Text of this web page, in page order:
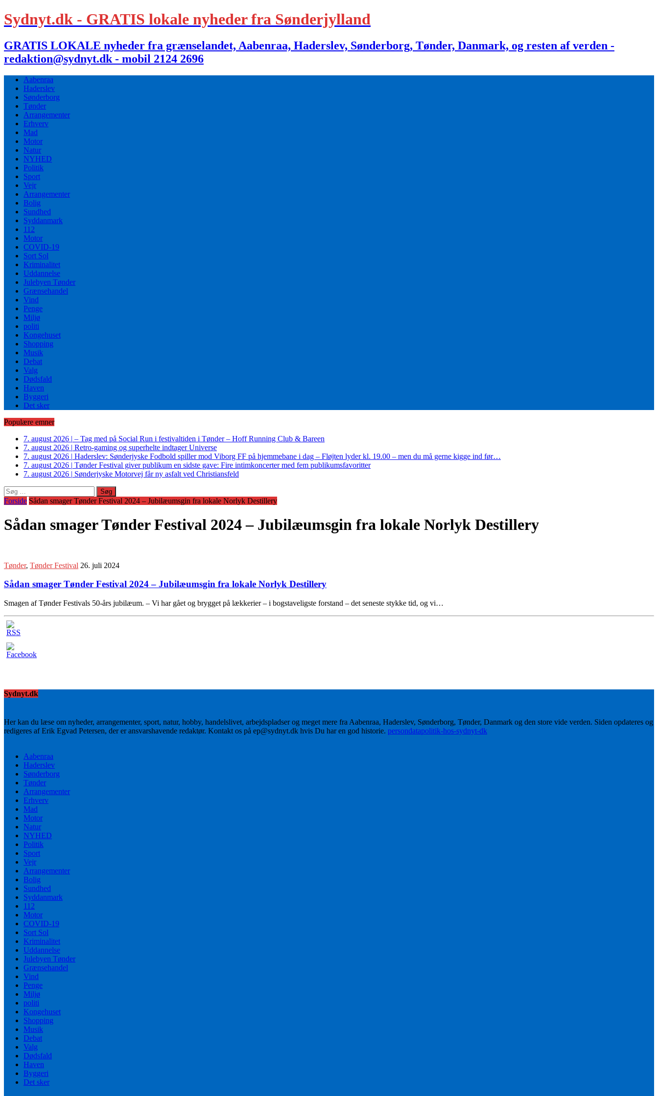
Sydnyt.dk - GRATIS lokale nyheder fra Sønderjylland
GRATIS LOKALE nyheder fra grænselandet, Aabenraa, Haderslev, Sønderborg, Tønder, Danmark, og resten af verden -
redaktion@sydnyt.dk - mobil 2124 2696
Aabenraa
Haderslev
Sønderborg
Tønder
Arrangementer
Erhverv
Mad
Motor
Natur
NYHED
Politik
Sport
Vejr
Arrangementer
Bolig
Sundhed
Syddanmark
112
Motor
COVID-19
Sort Sol
Kriminalitet
Uddannelse
Julebyen Tønder
Grænsehandel
Vind
Penge
Miljø
politi
Kongehuset
Shopping
Musik
Debat
Valg
Dødsfald
Haven
Byggeri
Det sker
Populære emner
7. august 2026 | – Tag med på Social Run i festivaltiden i Tønder – Hoff Running Club & Bareen
7. august 2026 | Retro-gaming og superhelte indtager Universe
7. august 2026 | Haderslev: Sønderjyske Fodbold spiller mod Viborg FF på hjemmebane i dag – Fløjten lyder kl. 19.00 – men du må gerne kigge ind før…
7. august 2026 | Tønder Festival giver publikum en sidste gave: Fire intimkoncerter med fem publikumsfavoritter
7. august 2026 | Sønderjyske Motorvej får ny asfalt ved Christiansfeld
Søg
efter:
Forside Sådan smager Tønder Festival 2024 – Jubilæumsgin fra lokale Norlyk Destillery
Sådan smager Tønder Festival 2024 – Jubilæumsgin fra lokale Norlyk Destillery
Tønder, Tønder Festival 26. juli 2024
Sådan smager Tønder Festival 2024 – Jubilæumsgin fra lokale Norlyk Destillery
Smagen af Tønder Festivals 50-års jubilæum. – Vi har gået og brygget på lækkerier – i bogstaveligste forstand – det seneste stykke tid, og vi…
Sydnyt.dk
Her kan du læse om nyheder, arrangementer, sport, natur, hobby, handelslivet, arbejdspladser og meget mere fra Aabenraa, Haderslev, Sønderborg, Tønder, Danmark og den store vide verden. Siden opdateres og
redigeres af Erik Egvad Petersen, der er ansvarshavende redaktør. Kontakt os på ep@sydnyt.dk hvis Du har en god historie. persondatapolitik-hos-sydnyt-dk
Aabenraa
Haderslev
Sønderborg
Tønder
Arrangementer
Erhverv
Mad
Motor
Natur
NYHED
Politik
Sport
Vejr
Arrangementer
Bolig
Sundhed
Syddanmark
112
Motor
COVID-19
Sort Sol
Kriminalitet
Uddannelse
Julebyen Tønder
Grænsehandel
Vind
Penge
Miljø
politi
Kongehuset
Shopping
Musik
Debat
Valg
Dødsfald
Haven
Byggeri
Det sker